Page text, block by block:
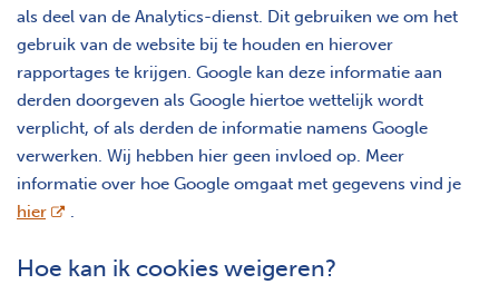
als deel van de Analytics-dienst. Dit gebruiken we om het
gebruik van de website bij te houden en hierover
rapportages te krijgen. Google kan deze informatie aan
derden doorgeven als Google hiertoe wettelijk wordt
verplicht, of als derden de informatie namens Google
verwerken. Wij hebben hier geen invloed op. Meer
informatie over hoe Google omgaat met gegevens vind je
hieropent nieuw scherm
.
Hoe kan ik cookies weigeren?